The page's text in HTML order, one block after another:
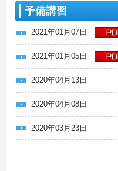
予備講習
2021年01月07日
2021年01月05日
2020年04月13日
2020年04月08日
2020年03月23日